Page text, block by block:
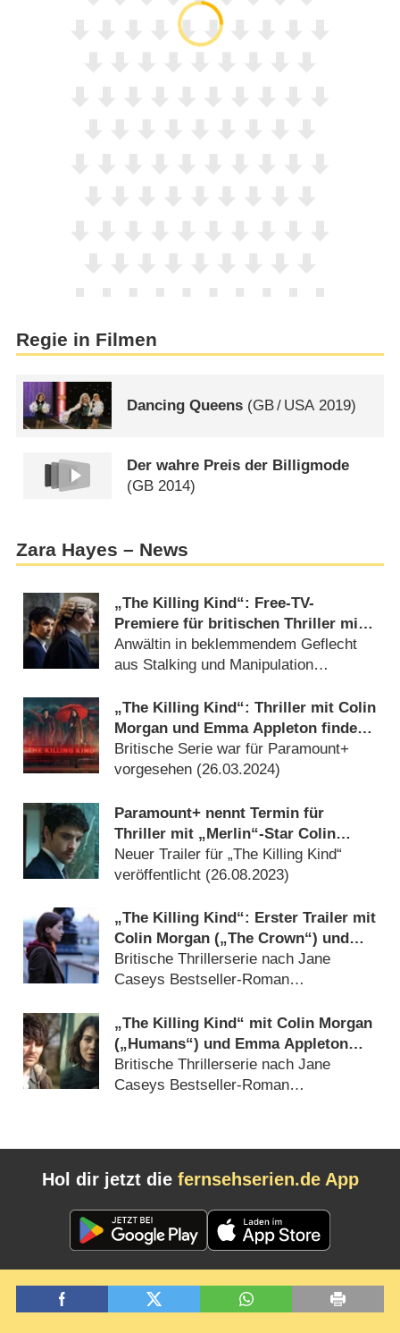
Regie in Filmen
Dancing Queens (GB/ USA2019)
Der wahre Preis der Billigmode
(GB 2014)
Zara Hayes – News
„The Killing Kind“: Free-TV-
Premiere für britischen Thriller mit
Colin Morgan („Merlin“)
Anwältin in beklemmendem Geflecht
aus Stalking und Manipulation
„The Killing Kind“: Thriller mit Colin
Morgan und Emma Appleton findet
neue deutsche Heimat
Britische Serie war für Paramount+
vorgesehen (26.03.2024)
Paramount+ nennt Termin für
Thriller mit „Merlin“-Star Colin
Morgan
Neuer Trailer für „The Killing Kind“
veröffentlicht (26.08.2023)
„The Killing Kind“: Erster Trailer mit
Colin Morgan („The Crown“) und
Emma Appleton („The Witcher“)
Britische Thrillerserie nach Jane
Caseys Bestseller-Roman
„The Killing Kind“ mit Colin Morgan
(„Humans“) und Emma Appleton
(„The Witcher“) in Arbeit
Britische Thrillerserie nach Jane
Caseys Bestseller-Roman
Hol dir jetzt die fernsehserien.de App